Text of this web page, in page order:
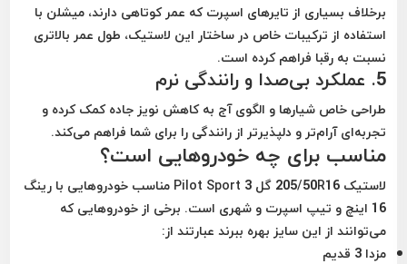
برخلاف بسیاری از تایرهای اسپرت که عمر کوتاهی دارند، میشلن با
استفاده از ترکیبات خاص در ساختار این لاستیک، طول عمر بالاتری
نسبت به رقبا فراهم کرده است.
5. عملکرد بی‌صدا و رانندگی نرم
طراحی خاص شیارها و الگوی آج به کاهش نویز جاده کمک کرده و
تجربه‌ای آرام‌تر و دلپذیرتر از رانندگی را برای شما فراهم می‌کند.
مناسب برای چه خودروهایی است؟
لاستیک 205/50R16 گل Pilot Sport 3 مناسب خودروهایی با رینگ
16 اینچ و تیپ اسپرت و شهری است. برخی از خودروهایی که
می‌توانند از این سایز بهره ببرند عبارتند از:
مزدا 3 قدیم